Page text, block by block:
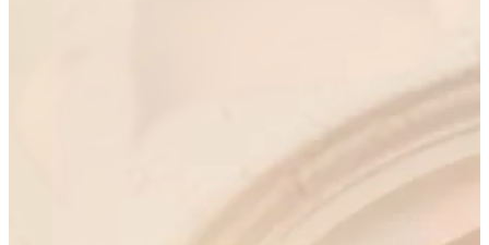
ครีมเปลี่ยนสีผม
เครื่องสำอาง
สกินแคร์